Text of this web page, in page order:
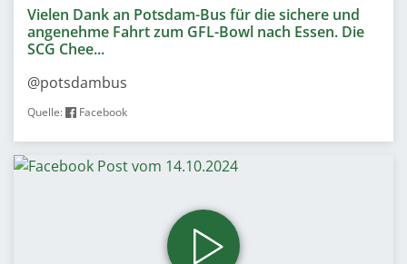
Vielen Dank an Potsdam-Bus für die sichere und
angenehme Fahrt zum GFL-Bowl nach Essen. Die
SCG Chee...
@potsdambus
Quelle: Facebook